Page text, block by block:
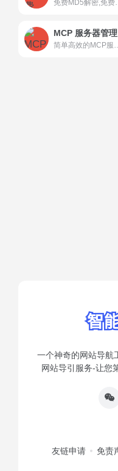
免费MD5解密,免费
MCP 服务器管理
简单高效的
一个神奇的网站导航
网站导引服务-让您
友链申请 免责